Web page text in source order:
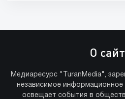
О
Медиаресурс "TuranMedia",
независимое информационное
освещает события в